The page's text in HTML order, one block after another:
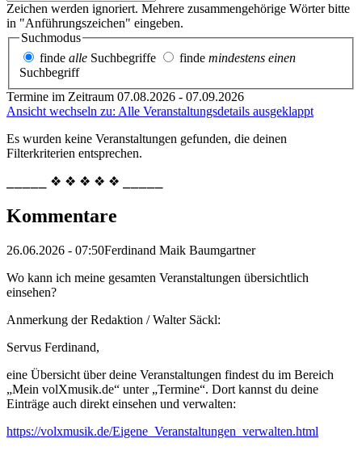
Zeichen werden ignoriert. Mehrere zusammengehörige Wörter bitte
in "Anführungszeichen" eingeben.
Suchmodus
finde alle Suchbegriffe finde mindestens einen
Suchbegriff
Termine im Zeitraum 07.08.2026 - 07.09.2026
Ansicht wechseln zu: Alle Veranstaltungsdetails ausgeklappt
Es wurden keine Veranstaltungen gefunden, die deinen
Filterkriterien entsprechen.
⎯⎯⎯⎯⎯ ❖ ❖ ❖ ❖ ❖ ⎯⎯⎯⎯⎯
Kommentare
26.06.2026 - 07:50Ferdinand Maik Baumgartner
Wo kann ich meine gesamten Veranstaltungen übersichtlich
einsehen?
Anmerkung der Redaktion /Walter Säckl:
Servus Ferdinand,
eine Übersicht über deine Veranstaltungen findest du im Bereich
„Mein volXmusik.de“ unter „Termine“. Dort kannst du deine
Einträge auch direkt einsehen und verwalten:
https://volxmusik.de/Eigene_Veranstaltungen_verwalten.html